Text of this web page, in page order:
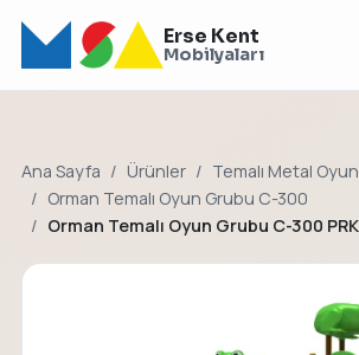
Erse Kent
Mobilyaları
Ana Sayfa Ürünler
Temalı Metal
Orman Temalı Oyun Grubu C-300
Orman Temalı Oyun Grubu C-300